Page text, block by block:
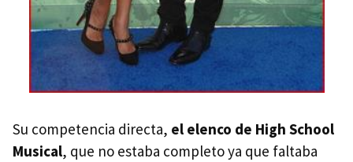
Su competencia directa, el elenco de High School
Musical, que no estaba completo ya que faltaba